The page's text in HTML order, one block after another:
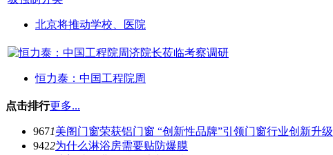
北京将推动学校、医院
恒力泰：中国工程院周
点击排行更多...
9671美阁门窗荣获铝门窗 “创新性品牌”引领门窗行业创新升级
9422为什么淋浴房需要贴防爆膜